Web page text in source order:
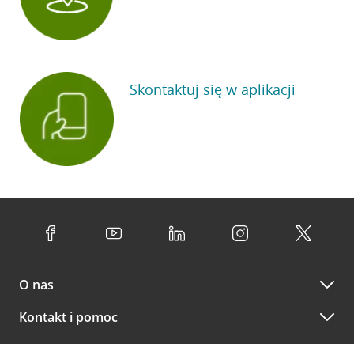
Skontaktuj się w aplikacji
O nas
Kontakt i pomoc